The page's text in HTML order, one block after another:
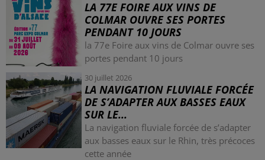
LA 77E FOIRE AUX VINS DE
COLMAR OUVRE SES PORTES
PENDANT 10 JOURS
la 77e Foire aux vins de Colmar ouvre ses
portes pendant 10 jours
30 juillet 2026
LA NAVIGATION FLUVIALE FORCÉE
DE S’ADAPTER AUX BASSES EAUX
SUR LE...
La navigation fluviale forcée de s’adapter
aux basses eaux sur le Rhin, très précoces
cette année